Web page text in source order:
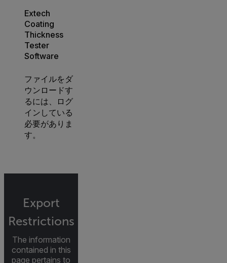
Extech
Coating
Thickness
Tester
Software
ファイルをダ
ウンロードす
るには、ログ
インしている
必要がありま
す。
Export
Restrictions
The information
contained in this
page pertains to